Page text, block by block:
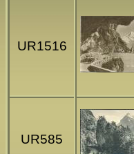
UR1516
UR585